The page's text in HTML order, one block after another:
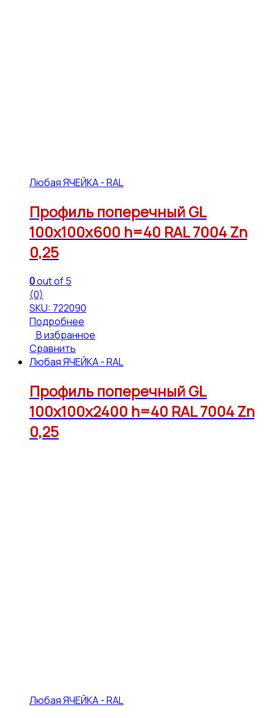
Любая ЯЧЕЙКА - RAL
Профиль поперечный GL
100х100х600 h=40 RAL 7004 Zn
0,25
0out of 5
(0)
SKU: 722090
Подробнее
В избранное
Сравнить
Любая ЯЧЕЙКА - RAL
Профиль поперечный GL
100х100х2400 h=40 RAL 7004 Zn
0,25
Любая ЯЧЕЙКА - RAL